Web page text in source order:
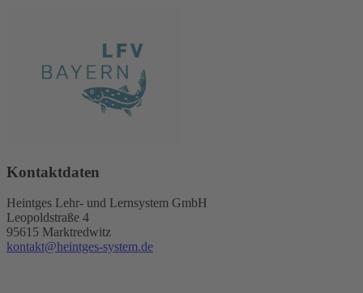
Kontaktdaten
Heintges Lehr- und Lernsystem GmbH
Leopoldstraße 4
95615 Marktredwitz
kontakt@heintges-system.de